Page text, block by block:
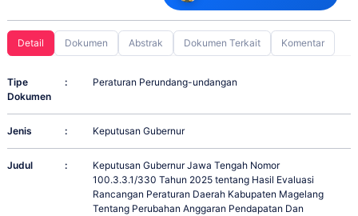
Detail Dokumen Abstrak Dokumen Terkait Komentar
Tipe
Dokumen
: Peraturan Perundang-undangan
Jenis : Keputusan Gubernur
Judul :
Keputusan Gubernur Jawa Tengah Nomor
100.3.3.1/330 Tahun 2025 tentang Hasil Evaluasi
Rancangan Peraturan Daerah Kabupaten Magelang
Tentang Perubahan Anggaran Pendapatan Dan